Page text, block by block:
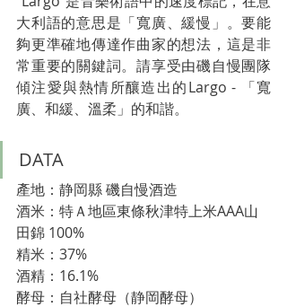
大利語的意思是「寬廣、緩慢」。要能
夠更準確地傳達作曲家的想法，這是非
常重要的關鍵詞。請享受由磯自慢團隊
傾注愛與熱情所釀造出的Largo - 「寬
廣、和緩、溫柔」的和諧。
DATA
產地：静岡縣 磯自慢酒造
酒米： 特Ａ地區東條秋津特上米AAA山
田錦 100%
精米：37%
酒精：16.1%
酵母：自社酵母（静岡酵母）